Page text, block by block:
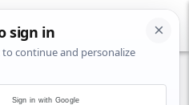
Sign in with Google